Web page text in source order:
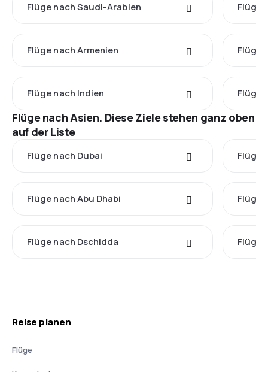
Flüge nach Saudi-Arabien Flüge
Flüge nach Armenien Flüge
Flüge nach Indien Flüge
Flüge nach Asien. Diese Ziele stehen ganz oben
auf der Liste
Flüge nach Dubai Flüge
Flüge nach Abu Dhabi Flüge
Flüge nach Dschidda Flüge
Reise planen
Flüge